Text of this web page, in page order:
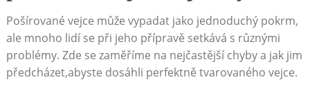
Pošírované vejce může vypadat jako jednoduchý pokrm,
ale mnoho lidí se při jeho přípravě setkává s různými
problémy. Zde se zaměříme na nejčastější chyby a jak jim
předcházet,abyste dosáhli perfektně tvarovaného vejce.